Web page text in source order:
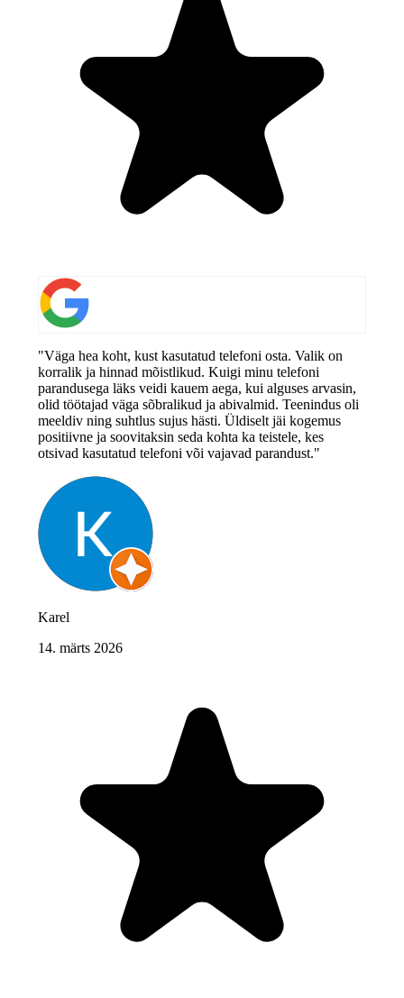
"Väga hea koht, kust kasutatud telefoni osta. Valik on
korralik ja hinnad mõistlikud. Kuigi minu telefoni
parandusega läks veidi kauem aega, kui alguses arvasin,
olid töötajad väga sõbralikud ja abivalmid. Teenindus oli
meeldiv ning suhtlus sujus hästi. Üldiselt jäi kogemus
positiivne ja soovitaksin seda kohta ka teistele, kes
otsivad kasutatud telefoni või vajavad parandust."
Karel
14. märts 2026